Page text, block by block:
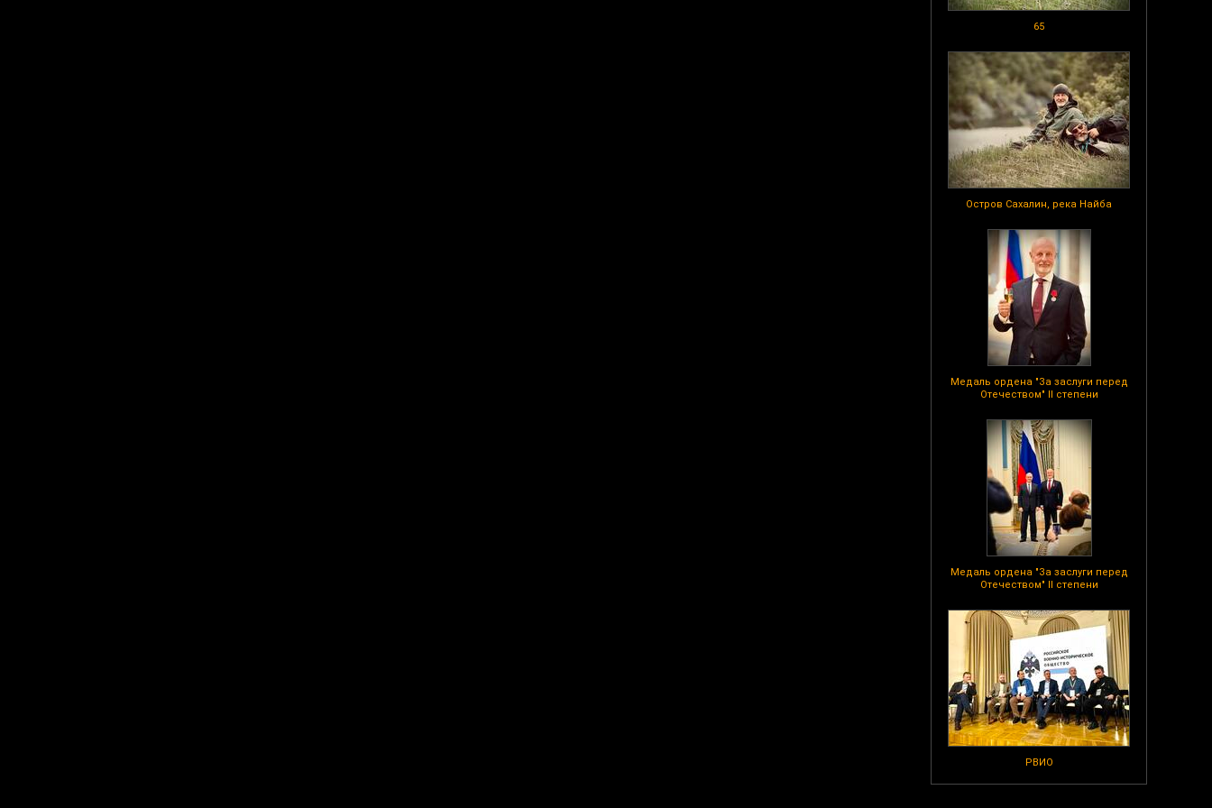
65
Остров Сахалин, река Найба
Медаль ордена "За заслуги перед
Отечеством" II степени
Медаль ордена "За заслуги перед
Отечеством" II степени
РВИО